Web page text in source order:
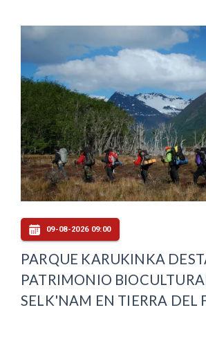
09-08-2026 09:00
PARQUE KARUKINKA
PATRIMONIO
SELK'NAM EN TIERRA DEL